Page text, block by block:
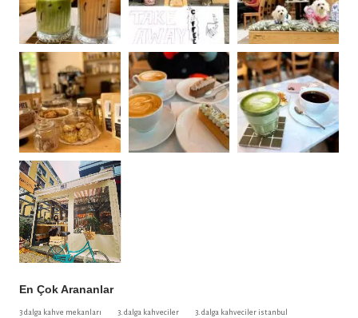
En Çok Arananlar
3 dalga kahve mekanları 3. dalga kahveciler
3. dalga kahveciler istanbul